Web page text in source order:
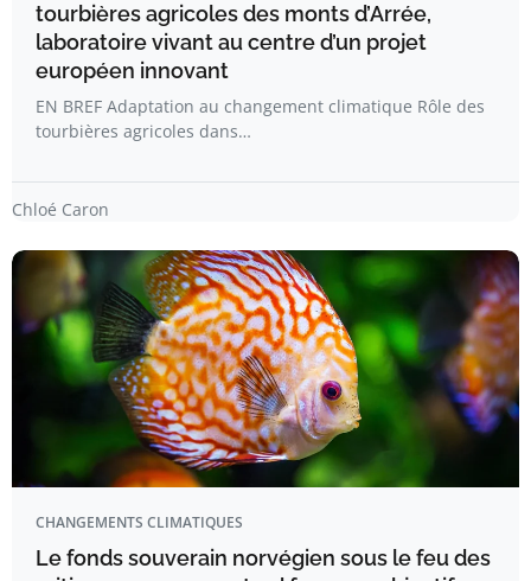
tourbières agricoles des monts d’Arrée,
laboratoire vivant au centre d’un projet
européen innovant
EN BREF Adaptation au changement climatique Rôle des
tourbières agricoles dans…
Chloé Caron
CHANGEMENTS CLIMATIQUES
Le fonds souverain norvégien sous le feu des